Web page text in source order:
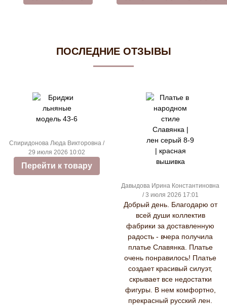
ПОСЛЕДНИЕ ОТЗЫВЫ
Спиридонова Люда Викторовна /
29 июля 2026 10:02
Перейти к товару
Давыдова Ирина Константиновна
/ 3 июля 2026 17:01
Добрый день. Благодарю от
всей души коллектив
фабрики за доставленную
радость - вчера получила
платье Славянка. Платье
очень понравилось! Платье
создает красивый силуэт,
скрывает все недостатки
фигуры. В нем комфортно,
прекрасный русский лен.